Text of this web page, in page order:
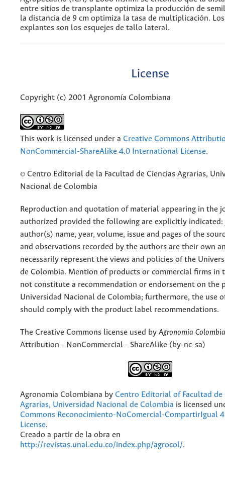
entre sitios de transplante optimiza la producción de
la distancia de 9 cm optimiza la tasa de multiplicación.
explantes son los esquejes de tallo lateral.
License
Copyright (c) 2001 Agronomía Colombiana
This work is licensed under a Creative Commons
NonCommercial-ShareAlike 4.0 International License.
© Centro Editorial de la Facultad de Ciencias Agrarias,
Nacional de Colombia
Reproduction and quotation of material appearing in the
authorized provided the following are explicitly indicated:
author(s) name, year, volume, issue and pages of the
and observations recorded by the authors are their own
necessarily represent the views and policies of the
de Colombia. Mention of products or commercial firms in
not constitute a recommendation or endorsement on the
Universidad Nacional de Colombia; furthermore, the use
should comply with the product label recommendations.
The Creative Commons license used by Agronomia
Attribution - NonCommercial - ShareAlike (by-nc-sa)
Agronomia Colombiana by Centro Editorial of Facultad de
Agrarias, Universidad Nacional de Colombia is licensed
Commons Reconocimiento-NoComercial-CompartirIgual
License.
Creado a partir de la obra en
http://revistas.unal.edu.co/index.php/agrocol/.